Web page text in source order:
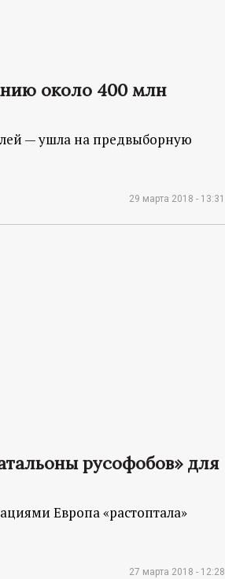
около 400 млн
— ушла на предвыборную
29 марта 2018 - 13:31
русофобов» для
Европа «растоптала»
27 марта 2018 - 12:28